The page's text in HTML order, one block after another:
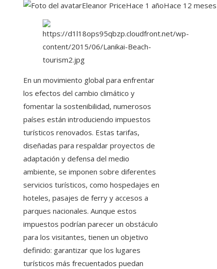
Eleanor PriceHace 1 añoHace 12 meses
En un movimiento global para enfrentar
los efectos del cambio climático y
fomentar la sostenibilidad, numerosos
países están introduciendo impuestos
turísticos renovados. Estas tarifas,
diseñadas para respaldar proyectos de
adaptación y defensa del medio
ambiente, se imponen sobre diferentes
servicios turísticos, como hospedajes en
hoteles, pasajes de ferry y accesos a
parques nacionales. Aunque estos
impuestos podrían parecer un obstáculo
para los visitantes, tienen un objetivo
definido: garantizar que los lugares
turísticos más frecuentados puedan